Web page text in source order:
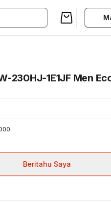
230HJ-1E1JF Men
Beritahu Saya